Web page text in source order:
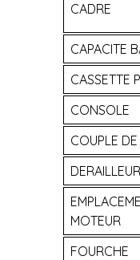
CADRE
CAPACITE
CASSETTE
CONSOLE
COUPLE
MOTEUR
FOURCHE